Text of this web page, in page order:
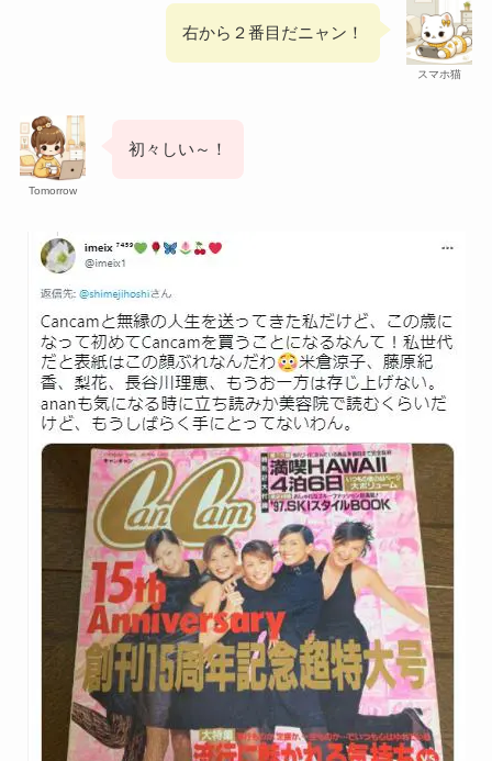
スマホ猫
右から２番目だニャン！
Tomorrow
初々しい～！